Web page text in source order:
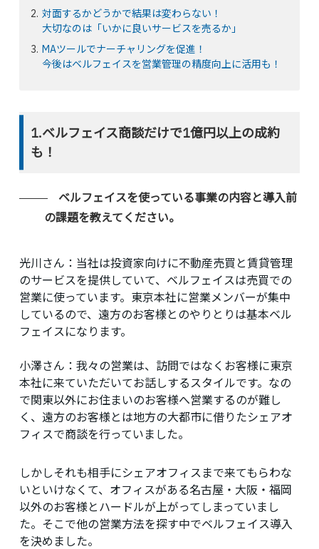
対面するかどうかで結果は変わらない！
大切なのは「いかに良いサービスを売るか」
MAツールでナーチャリングを促進！
今後はベルフェイスを営業管理の精度向上に活用も！
1.ベルフェイス商談だけで1億円以上の成約
も！
ベルフェイスを使っている事業の内容と導入前
の課題を教えてください。
光川さん： 当社は投資家向けに不動産売買と賃貸管理
のサービスを提供していて、ベルフェイスは売買での
営業に使っています。東京本社に営業メンバーが集中
しているので、遠方のお客様とのやりとりは基本ベル
フェイスになります。
小澤さん：我々の営業は、訪問ではなくお客様に東京
本社に来ていただいてお話しするスタイルです。なの
で関東以外にお住まいのお客様へ営業するのが難し
く、遠方のお客様とは地方の大都市に借りたシェアオ
フィスで商談を行っていました。
しかしそれも相手にシェアオフィスまで来てもらわな
いといけなくて、オフィスがある名古屋・大阪・福岡
以外のお客様とハードルが上がってしまっていまし
た。そこで他の営業方法を探す中でベルフェイス導入
を決めました。